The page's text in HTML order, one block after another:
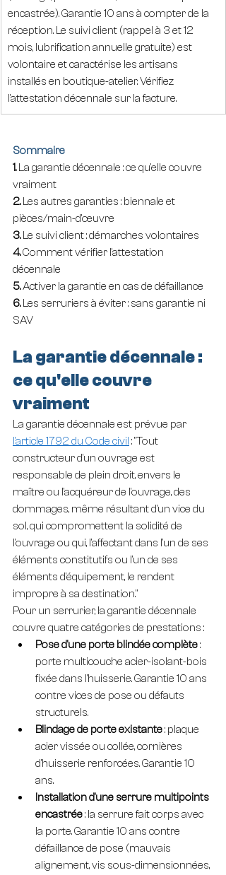
encastrée). Garantie 10 ans à compter de la
réception. Le suivi client (rappel à 3 et 12
mois, lubrification annuelle gratuite) est
volontaire et caractérise les artisans
installés en boutique-atelier. Vérifiez
l'attestation décennale sur la facture.
Sommaire
1. La garantie décennale : ce qu'elle couvre
vraiment
2. Les autres garanties : biennale et
pièces/main-d'œuvre
3. Le suivi client : démarches volontaires
4. Comment vérifier l'attestation
décennale
5. Activer la garantie en cas de défaillance
6. Les serruriers à éviter : sans garantie ni
SAV
La garantie décennale :
ce qu'elle couvre
vraiment
La garantie décennale est prévue par
l'article 1792 du Code civil : "Tout
constructeur d'un ouvrage est
responsable de plein droit, envers le
maître ou l'acquéreur de l'ouvrage, des
dommages, même résultant d'un vice du
sol, qui compromettent la solidité de
l'ouvrage ou qui, l'affectant dans l'un de ses
éléments constitutifs ou l'un de ses
éléments d'équipement, le rendent
impropre à sa destination."
Pour un serrurier, la garantie décennale
couvre quatre catégories de prestations :
Pose d'une porte blindée complète :
porte multicouche acier-isolant-bois
fixée dans l'huisserie. Garantie 10 ans
contre vices de pose ou défauts
structurels.
Blindage de porte existante : plaque
acier vissée ou collée, cornières
d'huisserie renforcées. Garantie 10
ans.
Installation d'une serrure multipoints
encastrée : la serrure fait corps avec
la porte. Garantie 10 ans contre
défaillance de pose (mauvais
alignement, vis sous-dimensionnées,